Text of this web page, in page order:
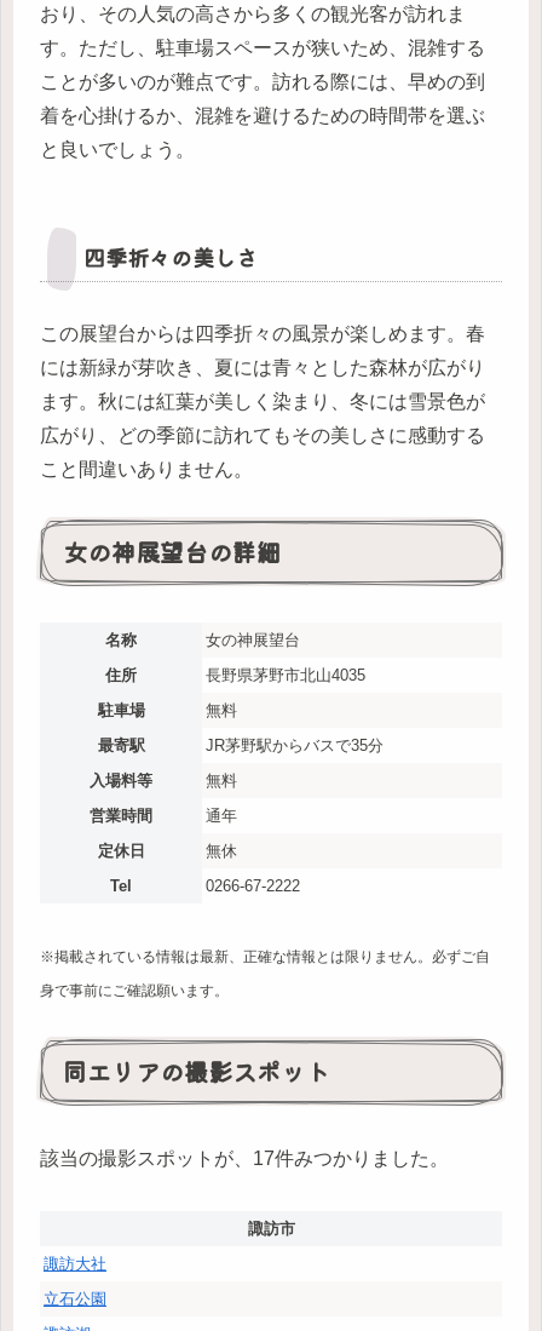
おり、その人気の高さから多くの観光客が訪れま
す。ただし、駐車場スペースが狭いため、混雑する
ことが多いのが難点です。訪れる際には、早めの到
着を心掛けるか、混雑を避けるための時間帯を選ぶ
と良いでしょう。
四季折々の美しさ
この展望台からは四季折々の風景が楽しめます。春
には新緑が芽吹き、夏には青々とした森林が広がり
ます。秋には紅葉が美しく染まり、冬には雪景色が
広がり、どの季節に訪れてもその美しさに感動する
こと間違いありません。
女の神展望台の詳細
名称
女の神展望台
住所
長野県茅野市北山4035
駐車場
無料
最寄駅
JR茅野駅からバスで35分
入場料等
無料
営業時間
通年
定休日
無休
Tel
0266-67-2222
※掲載されている情報は最新、正確な情報とは限りません。必ずご自
身で事前にご確認願います。
同エリアの撮影スポット
該当の撮影スポットが、17件みつかりました。
諏訪市
諏訪大社
立石公園